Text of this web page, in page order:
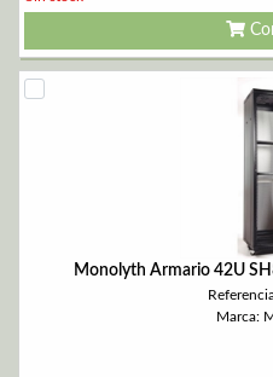
Monolyth Armario 42U
Marca: